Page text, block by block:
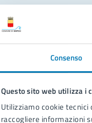
Consenso
Questo sito web utilizza i
Utilizziamo cookie
raccogliere informazioni